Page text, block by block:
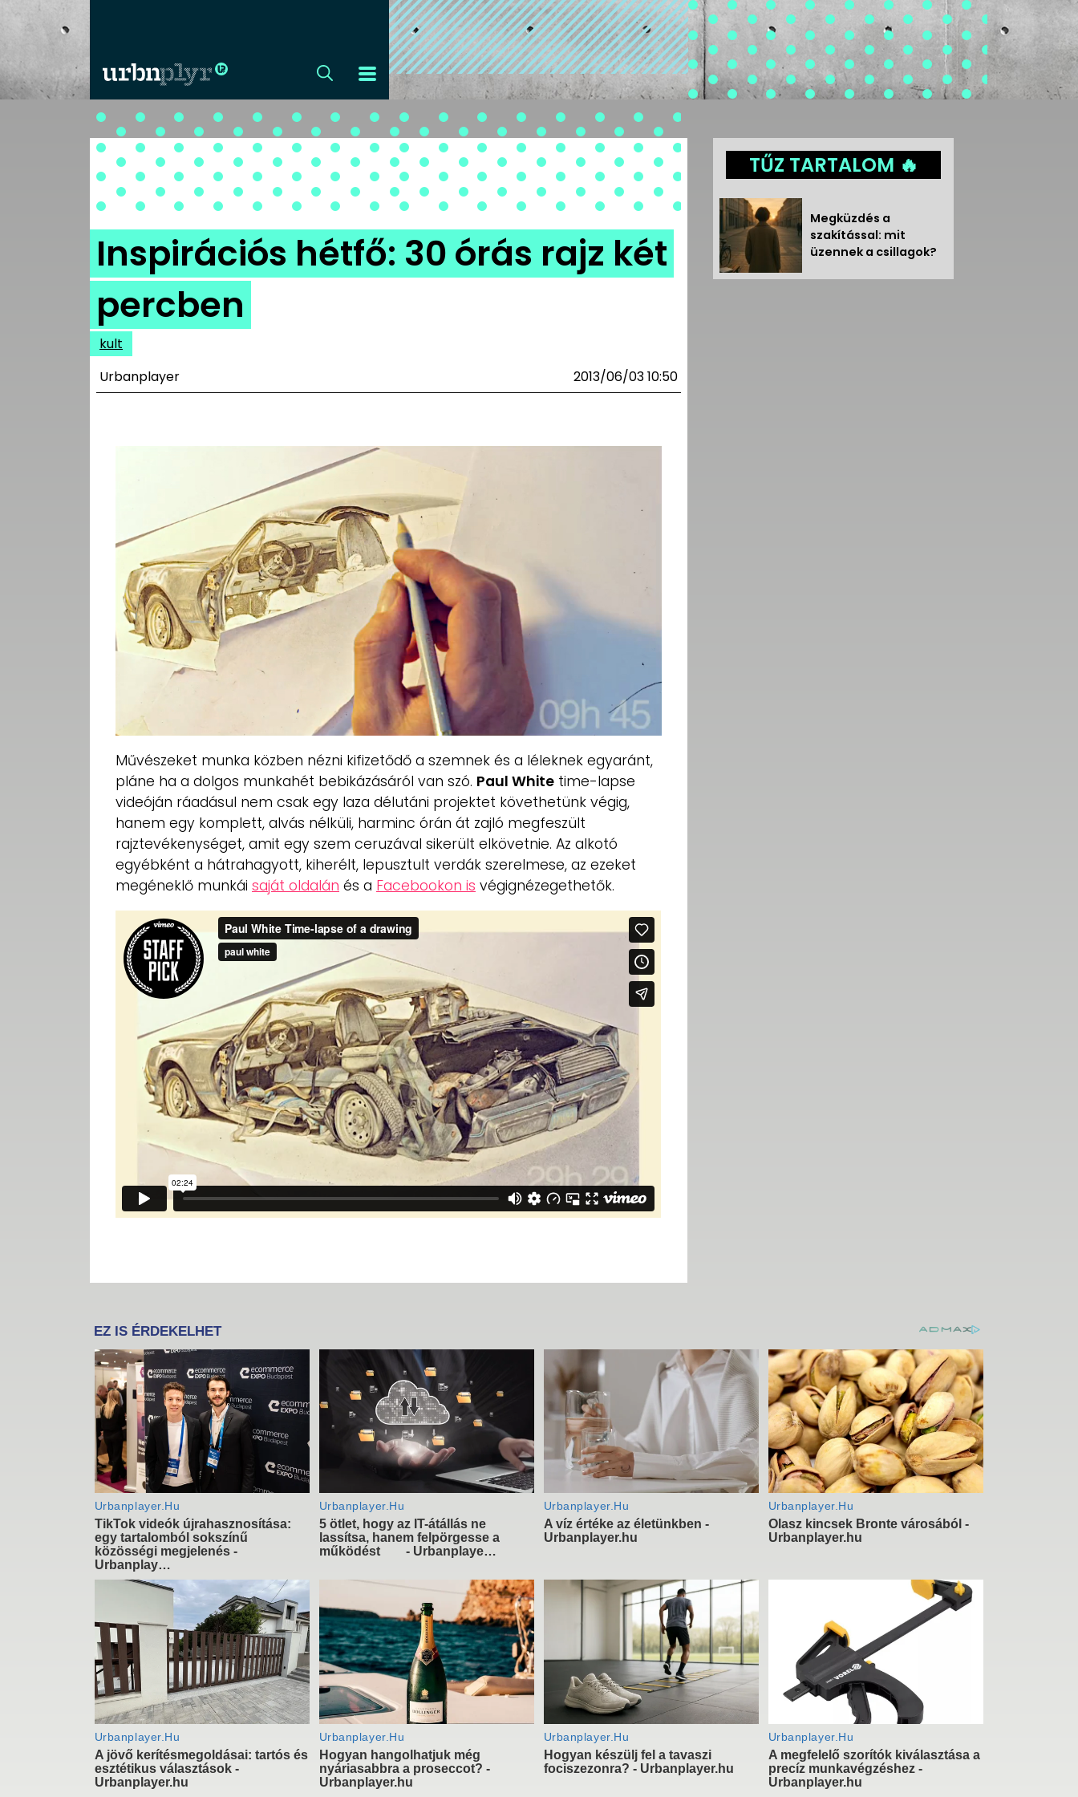
CÍMLAP
DIZÁJN
DIVAT
HIP
KULT
MÉDIAAJÁNLAT
PR-ARCHÍVUM
ADATKEZELÉSI
TÁJÉKOZTATÓ
Inspirációs hétfő: 30 órás rajz két
percben
kult
Urbanplayer
2013/06/03 10:50
Művészeket munka közben nézni kifizetődő a szemnek és a léleknek egyaránt,
pláne ha a dolgos munkahét bebikázásáról van szó. Paul White time-lapse
videóján ráadásul nem csak egy laza délutáni projektet követhetünk végig,
hanem egy komplett, alvás nélküli, harminc órán át zajló megfeszült
rajztevékenységet, amit egy szem ceruzával sikerült elkövetnie. Az alkotó
egyébként a hátrahagyott, kiherélt, lepusztult verdák szerelmese, az ezeket
megéneklő munkái saját oldalán és a Facebookon is végignézegethetők.
TŰZ TARTALOM 🔥
Megküzdés a
szakítással: mit
üzennek a csillagok?